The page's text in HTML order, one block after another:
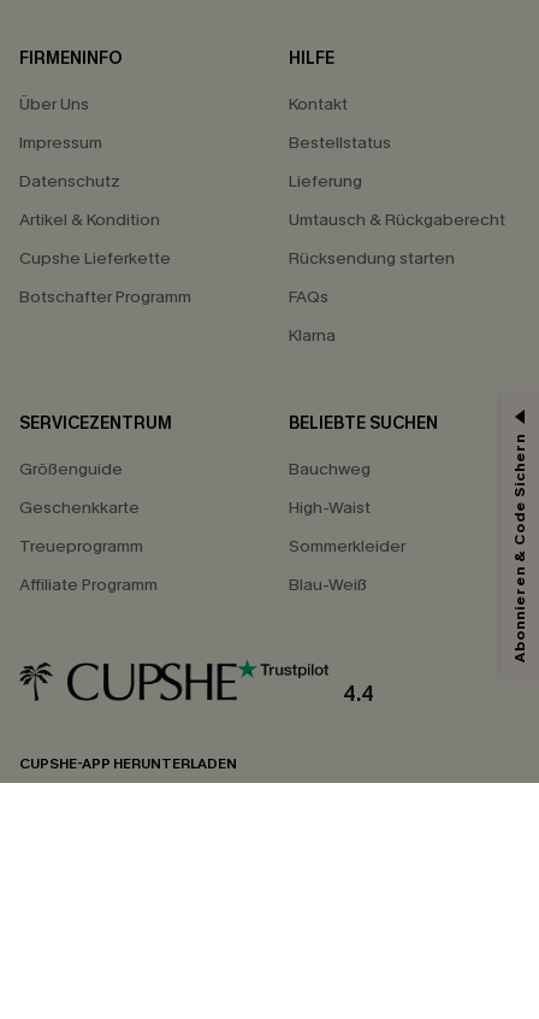
FIRMENINFO
Über Uns
Impressum
Datenschutz
Artikel & Kondition
Cupshe Lieferkette
Botschafter Programm
HILFE
Kontakt
Bestellstatus
Lieferung
Umtausch & Rückgaberecht
Rücksendung starten
FAQs
Klarna
SERVICEZENTRUM
Größenguide
Geschenkkarte
Treueprogramm
Affiliate Programm
BELIEBTE SUCHEN
Bauchweg
High-Waist
Sommerkleider
Blau-Weiß
4.4
CUPSHE-APP HERUNTERLADEN
Abonnieren & Code Sichern